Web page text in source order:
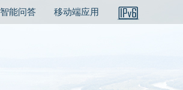
智能问答 移动端应用